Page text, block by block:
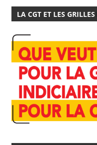
LA CGT ET LES